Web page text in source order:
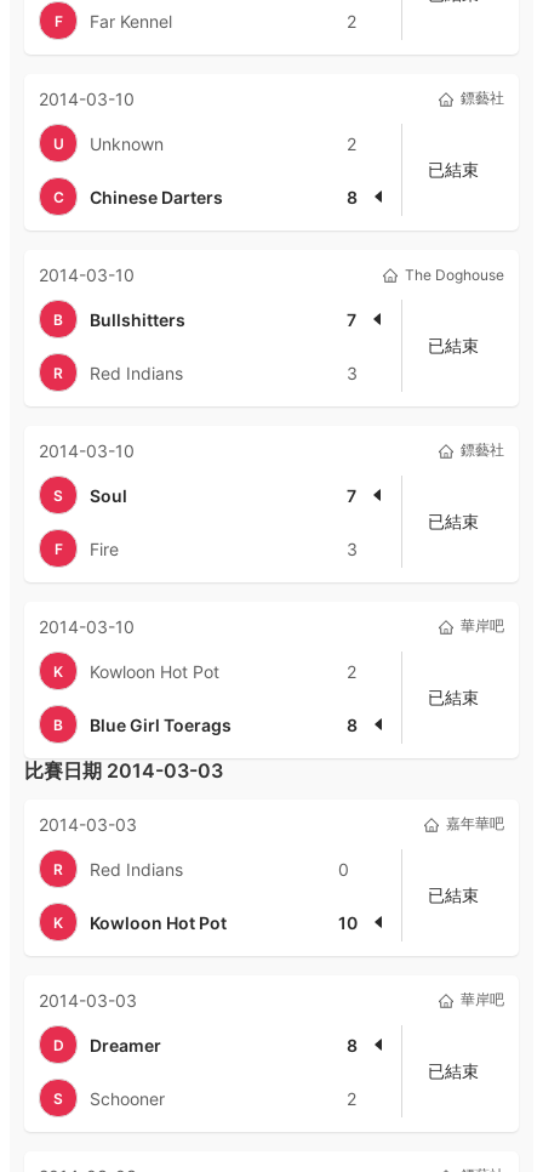
F Far Kennel 2
2014-03-10 鏢藝社
U Unknown 2
C Chinese Darters 8
已結束
2014-03-10 The Doghouse
B Bullshitters 7
R Red Indians 3
已結束
2014-03-10 鏢藝社
S Soul 7
F Fire 3
已結束
2014-03-10 華岸吧
K Kowloon Hot Pot 2
B Blue Girl Toerags 8
已結束
比賽日期 2014-03-03
2014-03-03 嘉年華吧
R Red Indians 0
K Kowloon Hot Pot 10
已結束
2014-03-03 華岸吧
D Dreamer 8
S Schooner 2
已結束